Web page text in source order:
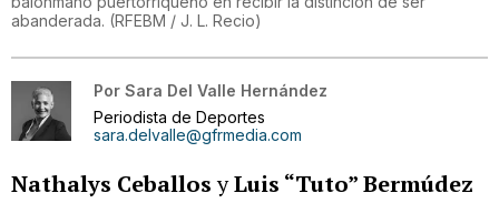
abanderada. (RFEBM / J. L. Recio)
Por Sara Del Valle Hernández
Periodista de Deportes
sara.delvalle@gfrmedia.com
Nathalys CeballosyLuis “Tuto” Bermúdez